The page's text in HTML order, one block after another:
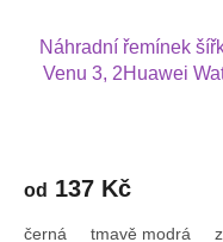
Náhradní řemínek
Venu 3, 2Huawei
od 137 Kč
černá tmavě modrá